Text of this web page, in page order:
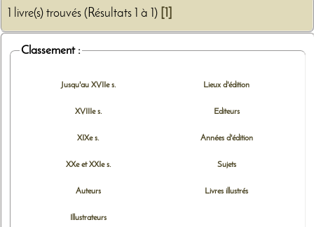
1 livre(s) trouvés (Résultats 1 à 1)
Classement :
Jusqu'au XVIIe s.
XVIIIe s.
XIXe s.
XXe et XXIe s.
Auteurs
Illustrateurs
Lieux d'édition
Editeurs
Années d'édition
Sujets
Livres illustrés